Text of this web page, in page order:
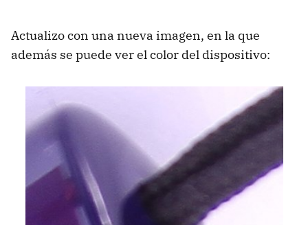
Actualizo con una nueva imagen, en la que
además se puede ver el color del dispositivo: